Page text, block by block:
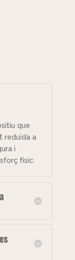
que
reduïda a
i
físic.